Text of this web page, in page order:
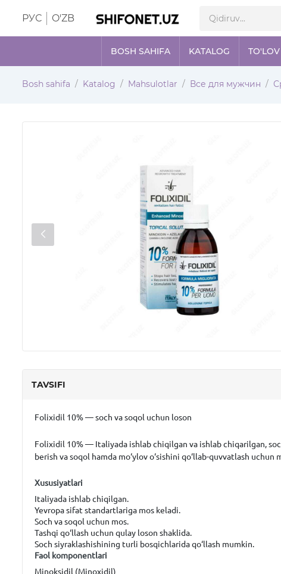
РУС O'ZB
BOSH SAHIFA KATALOG
Bosh sahifa Katalog Mahsulotlar Все для мужчин
TAVSIFI
Folixidil 10% — soch va soqol uchun loson
Folixidil 10%— Italiyada ishlab chiqilgan va ishlab chiqarilgan,
berish va soqol hamda mo‘ylov o‘sishini qo‘llab-quvvatlash uchun
Xususiyatlari
Italiyada ishlab chiqilgan.
Yevropa sifat standartlariga mos keladi.
Soch va soqol uchun mos.
Tashqi qo‘llash uchun qulay loson shaklida.
Soch siyraklashishining turli bosqichlarida qo‘llash mumkin.
Faol komponentlari
Minoksidil (Minoxidil)